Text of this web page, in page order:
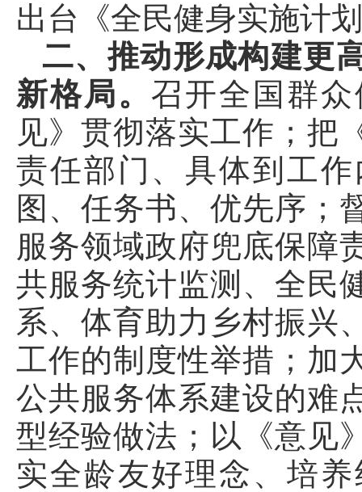
出台《全民健身实施计
二、推动形成构建更
新格局。 召开全国群
见》贯彻落实工作；把
责任部门、具体到工
图、任务书、优先序；
服务领域政府兜底保障
共服务统计监测、全民
系、体育助力乡村振兴
工作的制度性举措；加
公共服务体系建设的难
型经验做法；以《意见
实全龄友好理念、培